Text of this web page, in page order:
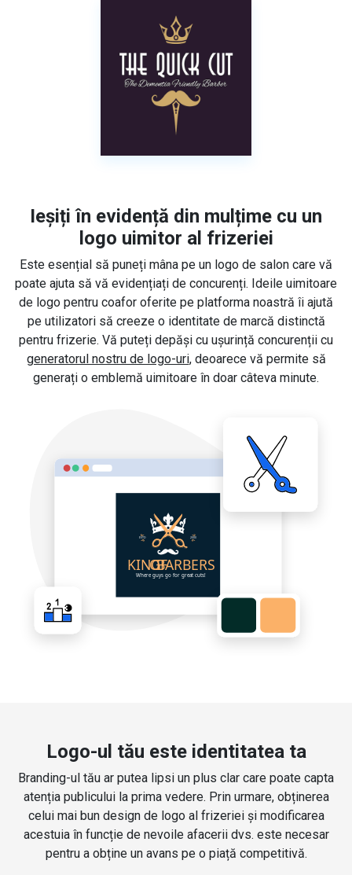
Ieșiți în evidență din mulțime cu un
logo uimitor al frizeriei
Este esențial să puneți mâna pe un logo de salon care vă
poate ajuta să vă evidențiați de concurenți. Ideile uimitoare
de logo pentru coafor oferite pe platforma noastră îi ajută
pe utilizatori să creeze o identitate de marcă distinctă
pentru frizerie. Vă puteți depăși cu ușurință concurenții cu
generatorul nostru de logo-uri, deoarece vă permite să
generați o emblemă uimitoare în doar câteva minute.
Logo-ul tău este identitatea ta
Branding-ul tău ar putea lipsi un plus clar care poate capta
atenția publicului la prima vedere. Prin urmare, obținerea
celui mai bun design de logo al frizeriei și modificarea
acestuia în funcție de nevoile afacerii dvs. este necesar
pentru a obține un avans pe o piață competitivă.